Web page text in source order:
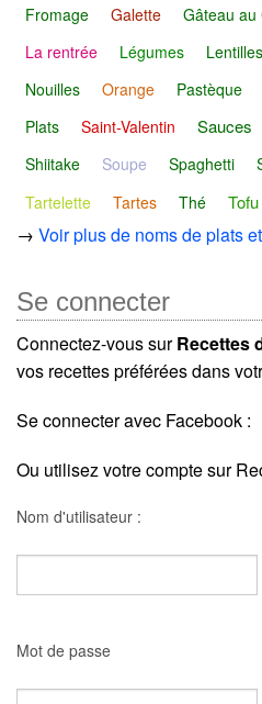
Fromage
Galette Gâteau au
La rentrée
Légumes Lentilles
Nouilles
Orange Pastèque
Plats
Saint-Valentin Sauces
Shiitake
Soupe Spaghetti
Tartelette
Tartes Thé Tofu
→ Voir plus de noms de plats
Se connecter
Connectez-vous surRecettes
vos recettes préférées dans
Se connecter avec Facebook :
Ou utilisez votre compte sur
Nom d'utilisateur :
Mot de passe